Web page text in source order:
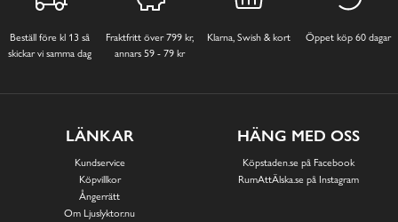
Beställ före kl 13 så
skickar vi samma dag
Fraktfritt över 799 kr,
annars 59 - 79 kr
Klarna, Swish & kort Öppet köp 60 dagar
LÄNKAR
Kundservice
Köpvillkor
Ångerrätt
Om Ljuslyktor.nu
HÄNG MED OSS
Köpstaden.se på Facebook
RumAttÄlska.se på Instagram